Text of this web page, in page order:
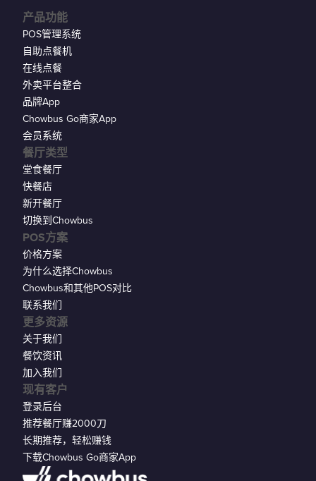
现有客户
登录后台
推荐餐厅赚2000刀
长期推荐，轻松赚钱
下载Chowbus Go商家App
产品功能
POS管理系统
自助点餐机
在线点餐
外卖平台整合
品牌App
Chowbus Go商家App
会员系统
餐厅类型
堂食餐厅
快餐店
新开餐厅
切换到Chowbus
POS方案
价格方案
为什么选择Chowbus
Chowbus和其他POS对比
联系我们
更多资源
关于我们
餐饮资讯
加入我们